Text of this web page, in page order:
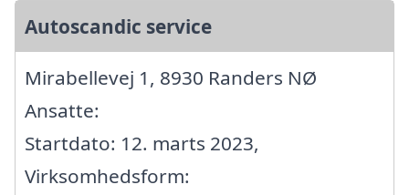
Autoscandic service
Mirabellevej 1, 8930 Randers NØ
Ansatte:
Startdato: 12. marts 2023,
Virksomhedsform: